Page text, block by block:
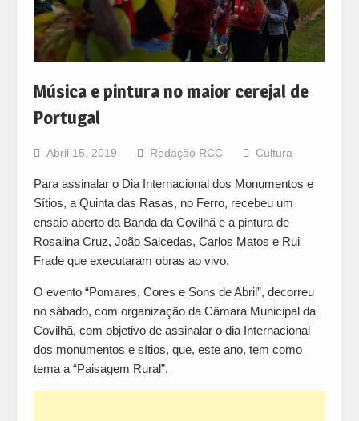
Música e pintura no maior cerejal de
Portugal
Abril 15, 2019 Redação RCC Cultura
Para assinalar o Dia Internacional dos Monumentos e
Sítios, a Quinta das Rasas, no Ferro, recebeu um
ensaio aberto da Banda da Covilhã e a pintura de
Rosalina Cruz, João Salcedas, Carlos Matos e Rui
Frade que executaram obras ao vivo.
O evento “Pomares, Cores e Sons de Abril”, decorreu
no sábado, com organização da Câmara Municipal da
Covilhã, com objetivo de assinalar o dia Internacional
dos monumentos e sítios, que, este ano, tem como
tema a “Paisagem Rural”.